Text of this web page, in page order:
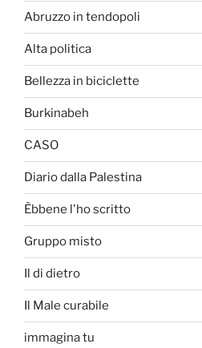
Abruzzo in tendopoli
Alta politica
Bellezza in biciclette
Burkinabeh
CASO
Diario dalla Palestina
Èbbene l'ho scritto
Gruppo misto
Il di dietro
Il Male curabile
immagina tu